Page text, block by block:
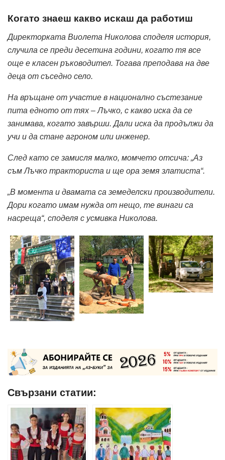
Когато знаеш какво искаш да работиш
Директорката Виолета Николова споделя история,
случила се преди десетина години, когато тя все
още е класен ръководител. Тогава преподава на две
деца от съседно село.
На връщане от участие в национално състезание
пита едното от тях – Лъчко, с какво иска да се
занимава, когато завърши. Дали иска да продължи да
учи и да стане агроном или инженер.
След като се замисля малко, момчето отсича: „Аз
съм Лъчко тракториста и ще ора земя златиста“.
„В момента и двамата са земеделски производители.
Дори когато имам нужда от нещо, те винаги са
насреща“, споделя с усмивка Николова.
Свързани статии: